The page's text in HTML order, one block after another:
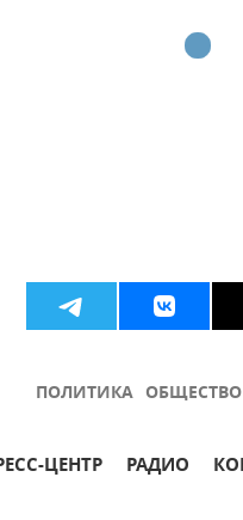
ПОЛИТИКА ОБЩЕСТВО
ЦЕНТР РАДИО